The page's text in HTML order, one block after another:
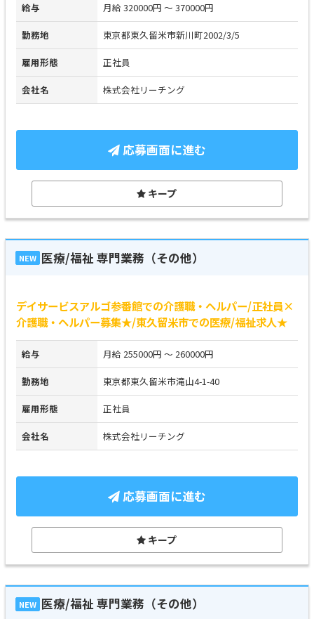
給与 月給 320000円 ～ 370000円
勤務地 東京都東久留米市新川町2002/3/5
雇用形態 正社員
会社名 株式会社リーチング
応募画面に進む
キープ
NEW 医療/福祉 専門業務（その他）
デイサービスアルゴ参番館での介護職・ヘルパー/正社員×
介護職・ヘルパー募集★/東久留米市での医療/福祉求人★
給与 月給 255000円 ～ 260000円
勤務地 東京都東久留米市滝山4-1-40
雇用形態 正社員
会社名 株式会社リーチング
応募画面に進む
キープ
NEW 医療/福祉 専門業務（その他）